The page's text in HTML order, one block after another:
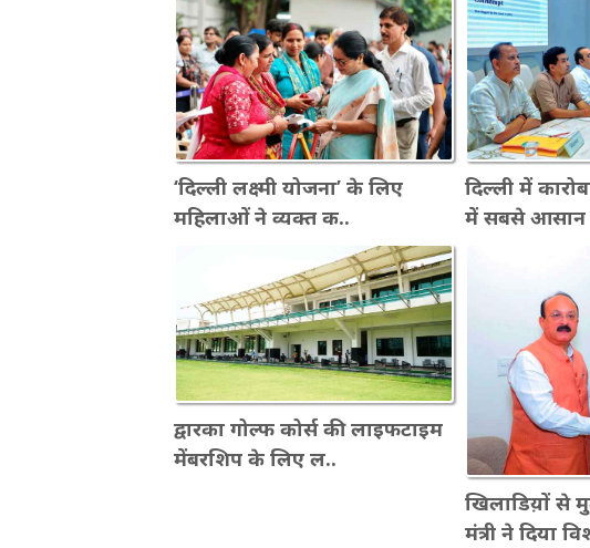
‘दिल्ली लक्ष्मी योजना’ के लिए
महिलाओं ने व्यक्त क..
दिल्ली में
में सबसे आसान
द्वारका गोल्फ कोर्स की लाइफटाइम
मेंबरशिप के लिए ल..
खिलाडिय़ों से
मंत्री ने दिया